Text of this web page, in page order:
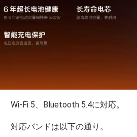
Wi-Fi 5、Bluetooth 5.4に対応。
対応バンドは以下の通り。